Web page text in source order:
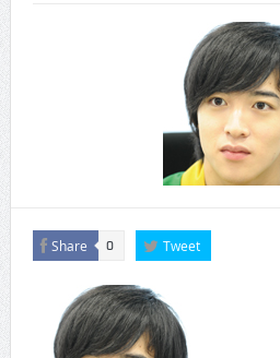
CINEMA×STYLE 287号
CINEMA×STYLE 286号
CINEMA×STYLE 285号
CINEMA×STYLE 294号
Share 0 Tweet